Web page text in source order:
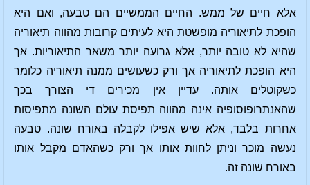
אלא חיים של ממש. החיים הממשיים הם טבעה, ואם היא
הופכת לתיאוריה מופשטת היא לעיתים קרובות מהווה תיאוריה
שהיא לא טובה יותר, אלא גרועה יותר משאר התיאוריות. אך
היא הופכת לתיאוריה אך ורק כשעושים ממנה תיאוריה כלומר
כשקוטלים אותה. עדיין אין מכירים די הצורך בכך
שהאנתרופוסופיה אינה מהווה תפיסת עולם השונה מתפיסות
אחרות בלבד, אלא שיש אפילו לקבלה באורח שונה. טבעה
נעשה מוכר וניתן לחוות אותו אך ורק כשהאדם מקבל אותו
באורח שונה זה.